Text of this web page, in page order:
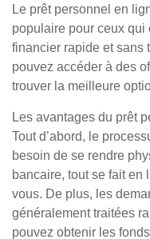
Le prêt personnel en
populaire pour ceux qui
financier rapide et sans
pouvez accéder à des
trouver la meilleure
Les avantages du prêt
Tout d’abord, le
besoin de se rendre
bancaire, tout se fait en
vous. De plus, les
généralement traitées
pouvez obtenir les